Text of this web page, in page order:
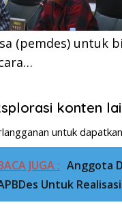
(pemdes) untuk
konten
untuk
JUGA : Anggota
Untuk